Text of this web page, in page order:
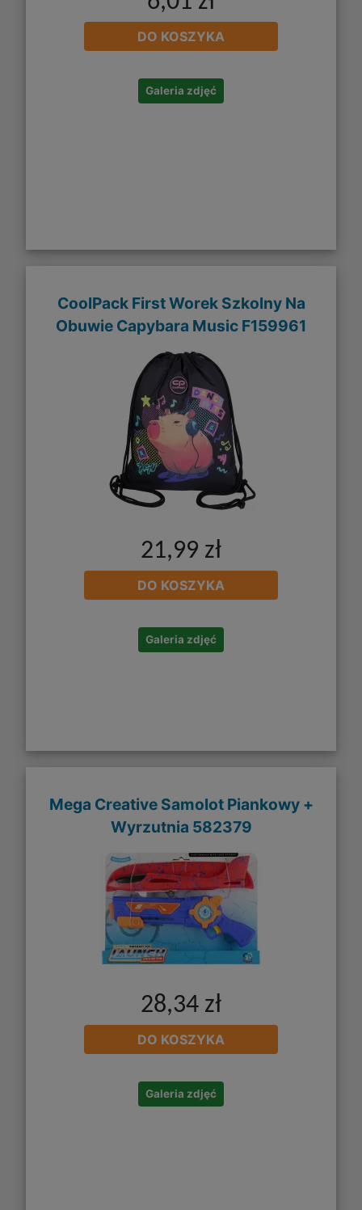
DO KOSZYKA
Galeria zdjęć
CoolPack First Worek Szkolny Na
Obuwie Capybara Music F159961
21,99 zł
DO KOSZYKA
Galeria zdjęć
Mega Creative Samolot Piankowy +
Wyrzutnia 582379
28,34 zł
DO KOSZYKA
Galeria zdjęć